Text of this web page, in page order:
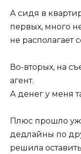
А сидя в
первых, много
не располагает
Во-вторых, на
агент.
А денег у меня
Плюс прошло
дедлайны по
решила